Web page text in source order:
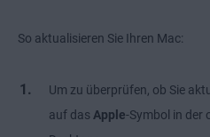
So aktualisieren Sie Ihren Mac:
Um zu überprüfen, ob Sie
auf das Apple-Symbol in der